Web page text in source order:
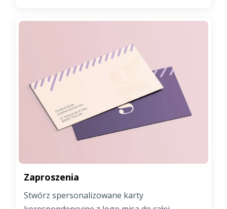
Zaproszenia
Stwórz spersonalizowane karty